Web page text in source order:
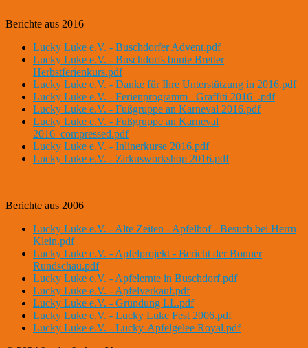
Berichte aus 2016
Lucky Luke e.V. - Buschdorfer Advent.pdf
Lucky Luke e.V. - Buschdorfs bunte Bretter
Herbstferienkurs.pdf
Lucky Luke e.V. - Danke für Ihre Unterstützung in 2016.pdf
Lucky Luke e.V. - Ferienprogramm _Graffiti 2016_.pdf
Lucky Luke e.V. - Fußgruppe an Karneval 2016.pdf
Lucky Luke e.V. - Fußgruppe an Karneval
2016_compressed.pdf
Lucky Luke e.V. - Inlinerkurse 2016.pdf
Lucky Luke e.V. - Zirkusworkshop 2016.pdf
Berichte aus 2006
Lucky Luke e.V. - Alte Zeiten - Apfelhof - Besuch bei Herrn
Klein.pdf
Lucky Luke e.V. - Apfelprojekt - Bericht der Bonner
Rundschau.pdf
Lucky Luke e.V. - Apfelernte in Buschdorf.pdf
Lucky Luke e.V. - Apfelverkauf.pdf
Lucky Luke e.V. - Gründung LL.pdf
Lucky Luke e.V. - Lucky Luke Fest 2006.pdf
Lucky Luke e.V. - Lucky-Apfelgelee Royal.pdf